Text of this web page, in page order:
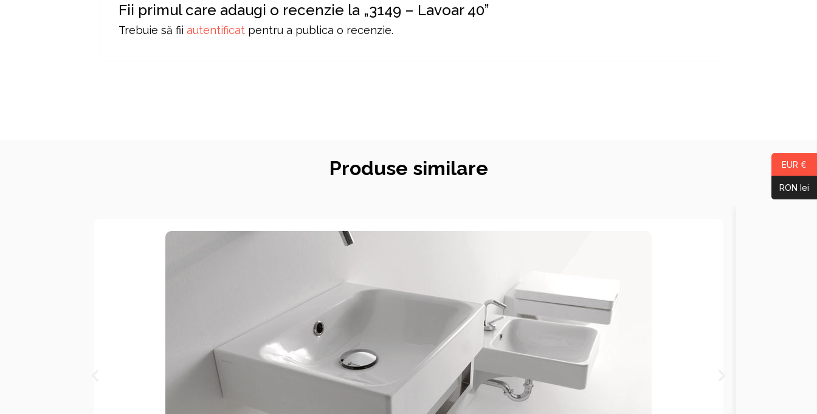
Fii primul care adaugi o recenzie la „3149 – Lavoar 40”
Trebuie să fiiautentificat pentru a publica o recenzie.
Produse similare EUR €
RON lei